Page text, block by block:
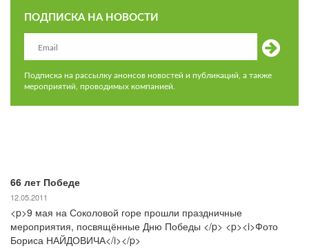
ПОДПИСКА НА НОВОСТИ
Подписка на рассылку анонсов новостей и публикаций, а также
мероприятий, проводимых компанией.
66 лет Победе
12.05.2011
<p>9 мая на Соколовой горе прошли праздничные
мероприятия, посвящённые Дню Победы </p> <p><i>Фото
Бориса НАЙДОВИЧА</i></p>